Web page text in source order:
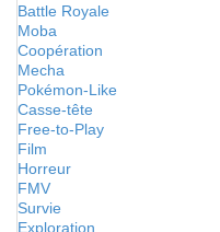
Battle Royale
Moba
Coopération
Mecha
Pokémon-Like
Casse-tête
Free-to-Play
Film
Horreur
FMV
Survie
Exploration